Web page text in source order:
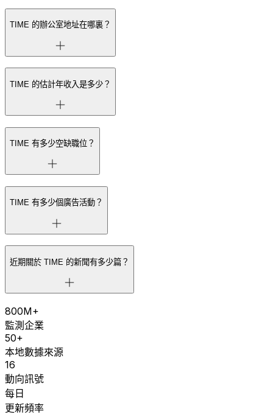
TIME 的辦公室地址在哪裏？
TIME 的估計年收入是多少？
TIME 有多少空缺職位？
TIME 有多少個廣告活動？
近期關於 TIME 的新聞有多少篇？
800M+
監測企業
50+
本地數據來源
16
動向訊號
每日
更新頻率